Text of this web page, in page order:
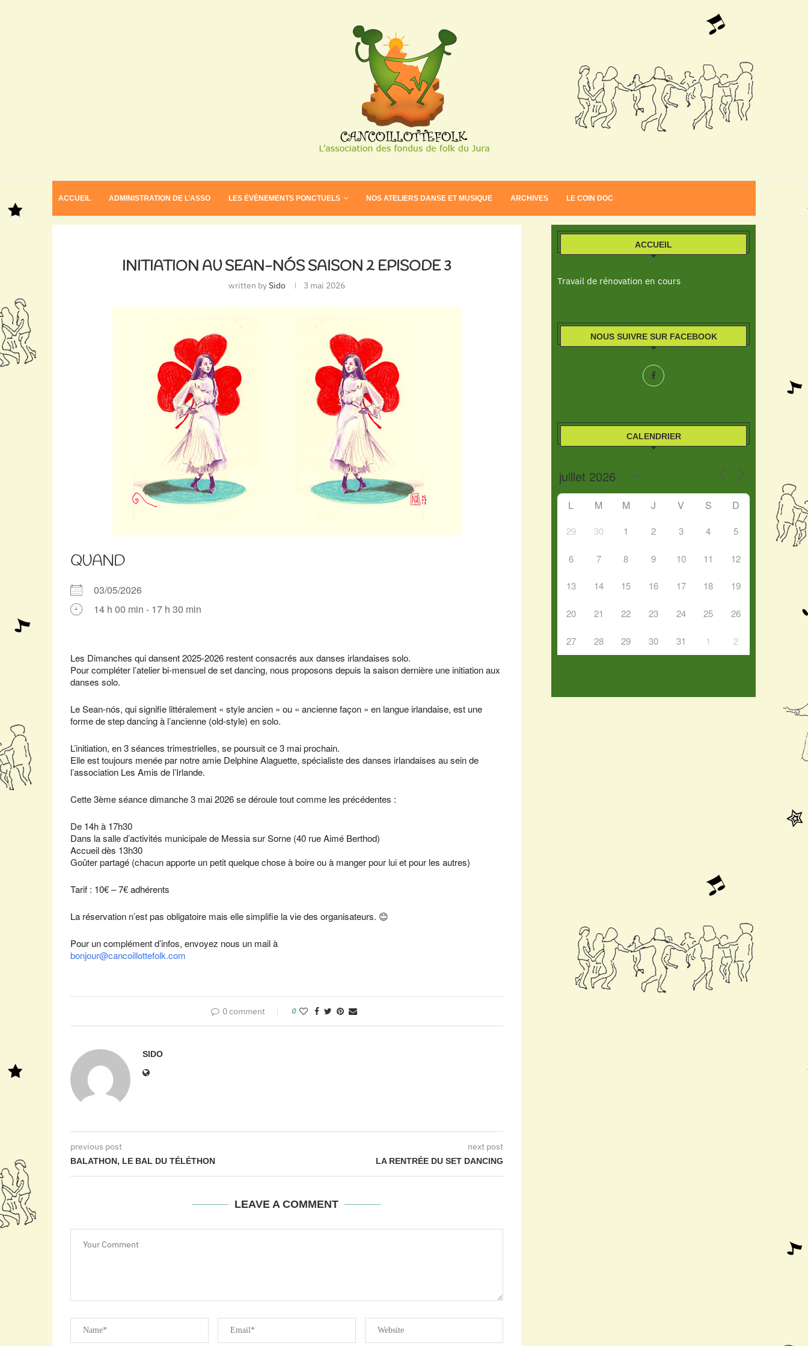
ACCUEIL ADMINISTRATION DE L’ASSO LES ÉVÉNEMENTS PONCTUELS NOS ATELIERS DANSE ET MUSIQUE ARCHIVES LE COIN DOC
INITIATION AU SEAN-NÓS SAISON 2 EPISODE 3
written bySido 3 mai 2026
QUAND
03/05/2026
14 h 00 min - 17 h 30 min
Les Dimanches qui dansent 2025-2026 restent consacrés aux danses irlandaises solo.
Pour compléter l’atelier bi-mensuel de set dancing, nous proposons depuis la saison dernière une initiation aux
danses solo.
Le Sean-nós, qui signifie littéralement « style ancien » ou « ancienne façon » en langue irlandaise, est une
forme de step dancing à l’ancienne (old-style) en solo.
L’initiation, en 3 séances trimestrielles, se poursuit ce 3 mai prochain.
Elle est toujours menée par notre amie Delphine Alaguette, spécialiste des danses irlandaises au sein de
l’association Les Amis de l’Irlande.
Cette 3ème séance dimanche 3 mai 2026 se déroule tout comme les précédentes :
De 14h à 17h30
Dans la salle d’activités municipale de Messia sur Sorne (40 rue Aimé Berthod)
Accueil dès 13h30
Goûter partagé (chacun apporte un petit quelque chose à boire ou à manger pour lui et pour les autres)
Tarif : 10€ – 7€ adhérents
La réservation n’est pas obligatoire mais elle simplifie la vie des organisateurs. 😊
Pour un complément d’infos, envoyez nous un mail à
bonjour@cancoillottefolk.com
0 comment 0
SIDO
previous post
BALATHON, LE BAL DU TÉLÉTHON
next post
LA RENTRÉE DU SET DANCING
LEAVE A COMMENT
ACCUEIL
Travail de rénovation en cours
NOUS SUIVRE SUR FACEBOOK
CALENDRIER
L M M J V S D
29 30 1 2 3 4 5
6 7 8 9 10 11 12
13 14 15 16 17 18 19
20 21 22 23 24 25 26
27 28 29 30 31 1 2